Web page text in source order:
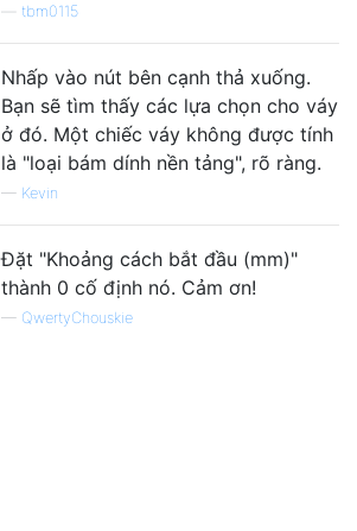
tbm0115
Nhấp vào nút bên cạnh thả xuống.
Bạn sẽ tìm thấy các lựa chọn cho váy
ở đó. Một chiếc váy không được tính
là "loại bám dính nền tảng", rõ ràng.
— Kevin
Đặt "Khoảng cách bắt đầu (mm)"
thành 0 cố định nó. Cảm ơn!
— QwertyChouskie